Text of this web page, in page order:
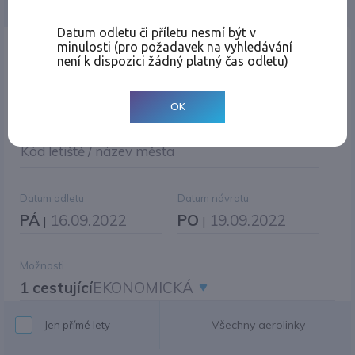
Místo odletu
Kód letiště / název města
Datum odletu
PÁ | 16.09.2022
Datum návratu
PO | 19.09.2022
Možnosti
1 cestujícíEKONOMICKÁ
Jen přímé lety Všechny aerolinky
Datum odletu či příletu nesmí být v
minulosti (pro požadavek na vyhledávání
není k dispozici žádný platný čas odletu)
OK